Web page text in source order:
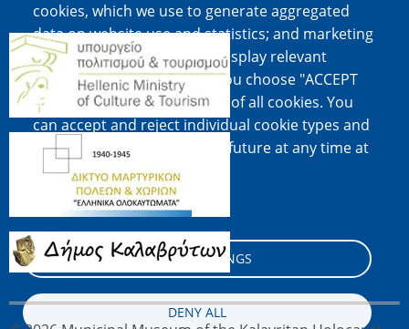
cookies, which we use to generate aggregated
data on website use and statistics; and marketing
cookies, which are used to display relevant
content and advertising. If you choose "ACCEPT
ALL", you consent to the use of all cookies. You
can accept and reject individual cookie types and
revoke your consent for the future at any time at
"Settings".
Cookie documentation
COOKIE SETTINGS
DENY ALL
Image
Image
Image